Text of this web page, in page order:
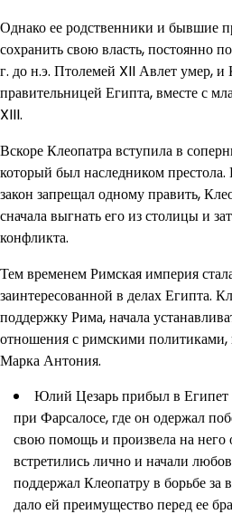
Однако ее родственники и бывшие
сохранить свою власть, постоянно
г. до н.э. Птолемей XII Авлет умер, и
правительницей Египта, вместе с
XIII.
Вскоре Клеопатра вступила в
который был наследником
закон запрещал одному править,
сначала выгнать его из столицы и
конфликта.
Тем временем Римская империя
заинтересованной в делах Египта.
поддержку Рима, начала
отношения с римскими
Марка Антония.
Юлий Цезарь прибыл в Египет
при Фарсалосе, где он одержал
свою помощь и произвела на него
встретились лично и начали
поддержал Клеопатру в борьбе за
дало ей преимущество перед ее